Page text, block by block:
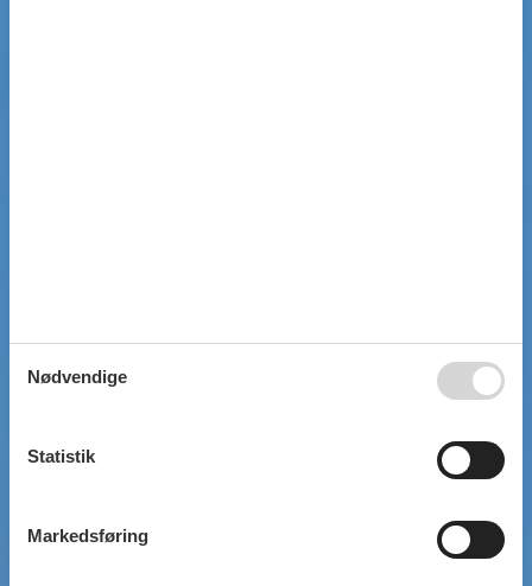
Nødvendige
Statistik
Markedsføring